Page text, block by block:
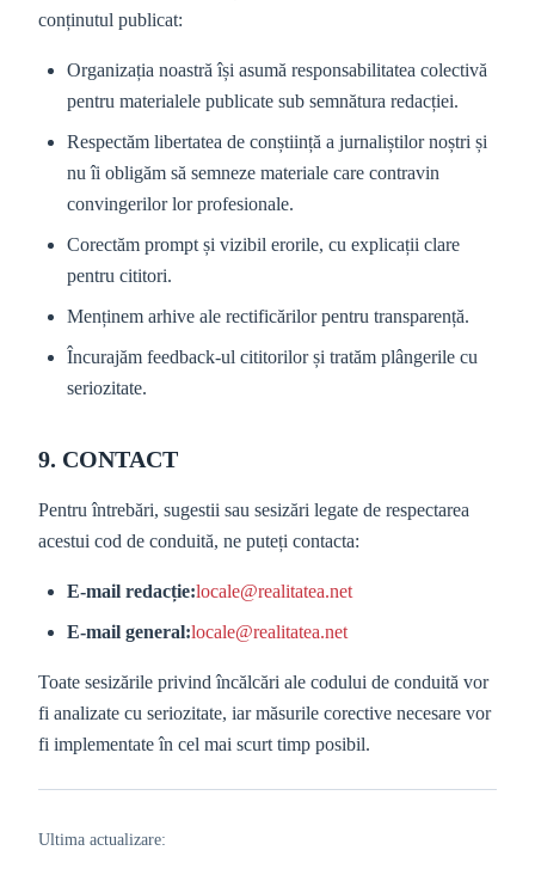
conținutul publicat:
Organizația noastră își asumă responsabilitatea colectivă
pentru materialele publicate sub semnătura redacției.
Respectăm libertatea de conștiință a jurnaliștilor noștri și
nu îi obligăm să semneze materiale care contravin
convingerilor lor profesionale.
Corectăm prompt și vizibil erorile, cu explicații clare
pentru cititori.
Menținem arhive ale rectificărilor pentru transparență.
Încurajăm feedback-ul cititorilor și tratăm plângerile cu
seriozitate.
9. CONTACT
Pentru întrebări, sugestii sau sesizări legate de respectarea
acestui cod de conduită, ne puteți contacta:
E-mail redacție:locale@realitatea.net
E-mail general:locale@realitatea.net
Toate sesizările privind încălcări ale codului de conduită vor
fi analizate cu seriozitate, iar măsurile corective necesare vor
fi implementate în cel mai scurt timp posibil.
Ultima actualizare: